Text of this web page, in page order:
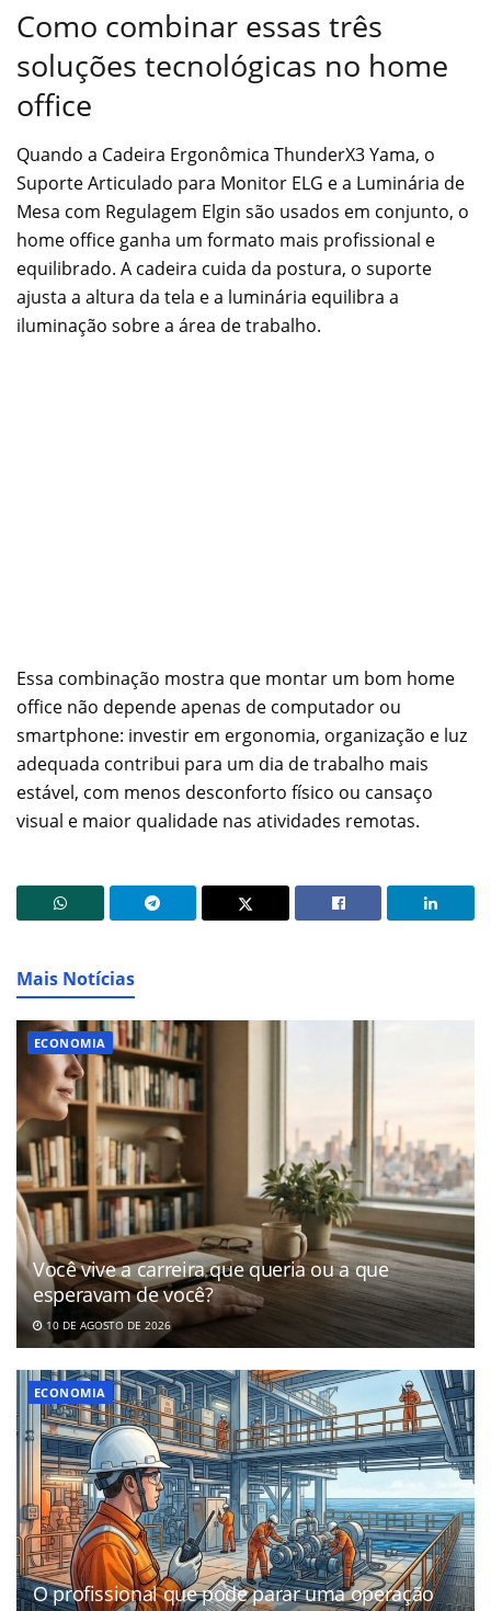
Como combinar essas três
soluções tecnológicas no home
office
Quando a Cadeira Ergonômica ThunderX3 Yama, o
Suporte Articulado para Monitor ELG e a Luminária de
Mesa com Regulagem Elgin são usados em conjunto, o
home office ganha um formato mais profissional e
equilibrado. A cadeira cuida da postura, o suporte
ajusta a altura da tela e a luminária equilibra a
iluminação sobre a área de trabalho.
Essa combinação mostra que montar um bom home
office não depende apenas de computador ou
smartphone: investir em ergonomia, organização e luz
adequada contribui para um dia de trabalho mais
estável, com menos desconforto físico ou cansaço
visual e maior qualidade nas atividades remotas.
Mais Notícias
ECONOMIA
Você vive a carreira que queria ou a que
esperavam de você?
10 DE AGOSTO DE 2026
ECONOMIA
O profissional que pode parar uma operação